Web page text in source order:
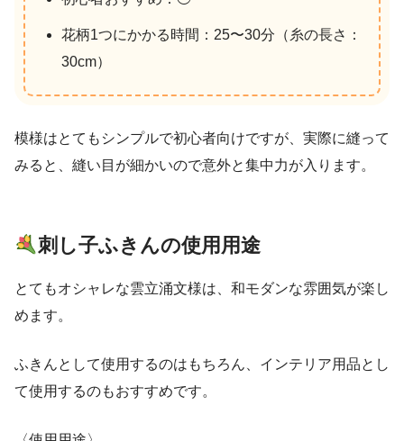
花柄1つにかかる時間：25〜30分（糸の長さ：
30cm）
模様はとてもシンプルで初心者向けですが、実際に縫って
みると、縫い目が細かいので意外と集中力が入ります。
刺し子ふきんの使用用途
とてもオシャレな雲立涌文様は、和モダンな雰囲気が楽し
めます。
ふきんとして使用するのはもちろん、インテリア用品とし
て使用するのもおすすめです。